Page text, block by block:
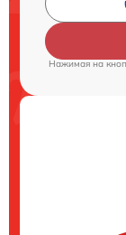
Нажимая на